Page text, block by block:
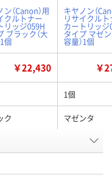
（Canon）用
クルトナー
リッジ059H
ブラック（大
個
キヤノン（
リサイクル
カートリッジ
タイプ マゼン
容量）1個
￥22,430 ￥
1個
ク マゼンタ
E764345